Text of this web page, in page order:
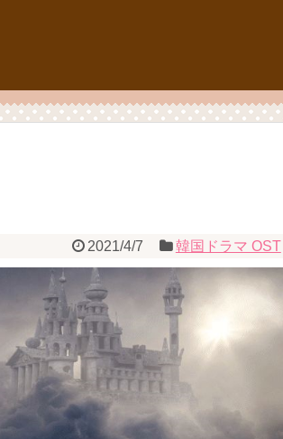
2021/4/7 韓国ドラマ OST